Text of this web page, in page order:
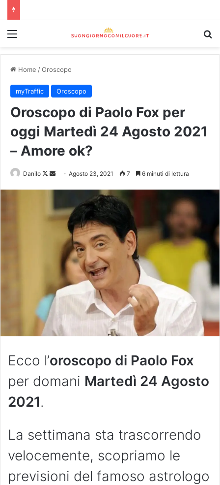
Home /Oroscopo
myTraffic Oroscopo
Oroscopo di Paolo Fox per
oggi Martedì 24 Agosto 2021
– Amore ok?
Danilo Agosto 23, 2021 7 6 minuti di lettura
Ecco l’oroscopo di Paolo Fox
per domani Martedì 24 Agosto
2021.
La settimana sta trascorrendo
velocemente, scopriamo le
previsioni del famoso astrologo